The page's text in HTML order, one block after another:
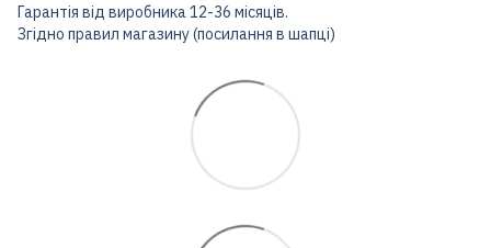
Гарантія від виробника 12-36 місяців.
Згідно правил магазину (посилання в шапці)